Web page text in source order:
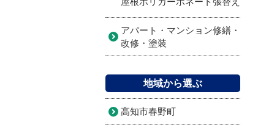
アパート・マンション修繕・
改修・塗装
地域から選ぶ
高知市春野町